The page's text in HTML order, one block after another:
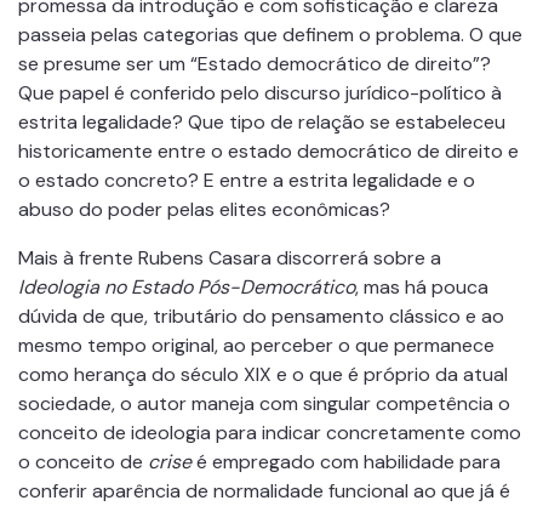
promessa da introdução e com sofisticação e clareza
passeia pelas categorias que definem o problema. O que
se presume ser um “Estado democrático de direito”?
Que papel é conferido pelo discurso jurídico-político à
estrita legalidade? Que tipo de relação se estabeleceu
historicamente entre o estado democrático de direito e
o estado concreto? E entre a estrita legalidade e o
abuso do poder pelas elites econômicas?
Mais à frente Rubens Casara discorrerá sobre a
Ideologia no Estado Pós-Democrático, mas há pouca
dúvida de que, tributário do pensamento clássico e ao
mesmo tempo original, ao perceber o que permanece
como herança do século XIX e o que é próprio da atual
sociedade, o autor maneja com singular competência o
conceito de ideologia para indicar concretamente como
o conceito de criseé empregado com habilidade para
conferir aparência de normalidade funcional ao que já é